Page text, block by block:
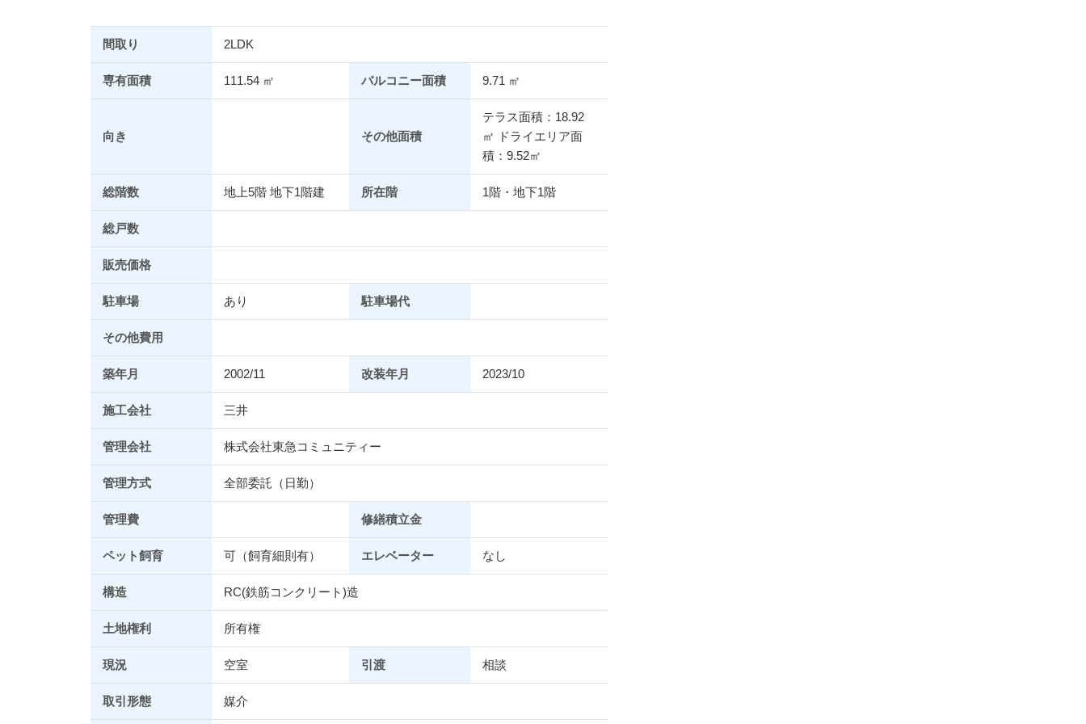
間取り 2LDK
専有面積 111.54 ㎡ バルコニー面積 9.71 ㎡
向き その他面積
テラス面積：18.92
㎡ ドライエリア面
積：9.52㎡
総階数 地上5階 地下1階建 所在階 1階・地下1階
総戸数
販売価格
駐車場 あり 駐車場代
その他費用
築年月 2002/11 改装年月 2023/10
施工会社 三井
管理会社 株式会社東急コミュニティー
管理方式 全部委託（日勤）
管理費 修繕積立金
ペット飼育 可（飼育細則有） エレベーター なし
構造 RC(鉄筋コンクリート)造
土地権利 所有権
現況 空室 引渡 相談
取引形態 媒介